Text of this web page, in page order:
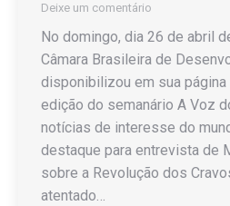
Deixe um comentário
No domingo, dia 26 de abril
Câmara Brasileira de
disponibilizou em sua página
edição do semanário A Voz
notícias de interesse do
destaque para entrevista de
sobre a Revolução dos
atentado…